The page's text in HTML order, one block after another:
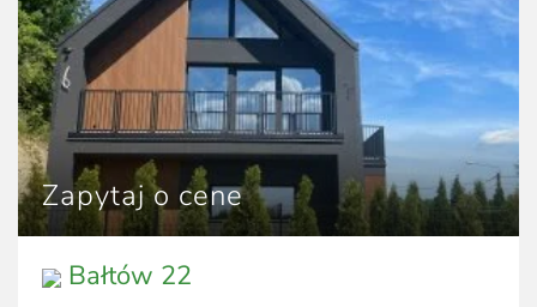
Zapytaj o cene
Bałtów 22